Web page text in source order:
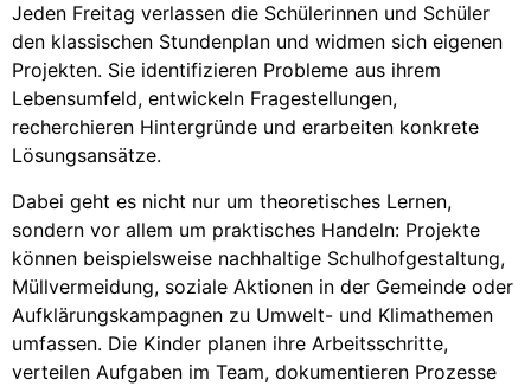
Jeden Freitag verlassen die Schülerinnen und Schüler
den klassischen Stundenplan und widmen sich eigenen
Projekten. Sie identifizieren Probleme aus ihrem
Lebensumfeld, entwickeln Fragestellungen,
recherchieren Hintergründe und erarbeiten konkrete
Lösungsansätze.
Dabei geht es nicht nur um theoretisches Lernen,
sondern vor allem um praktisches Handeln: Projekte
können beispielsweise nachhaltige Schulhofgestaltung,
Müllvermeidung, soziale Aktionen in der Gemeinde oder
Aufklärungskampagnen zu Umwelt- und Klimathemen
umfassen. Die Kinder planen ihre Arbeitsschritte,
verteilen Aufgaben im Team, dokumentieren Prozesse